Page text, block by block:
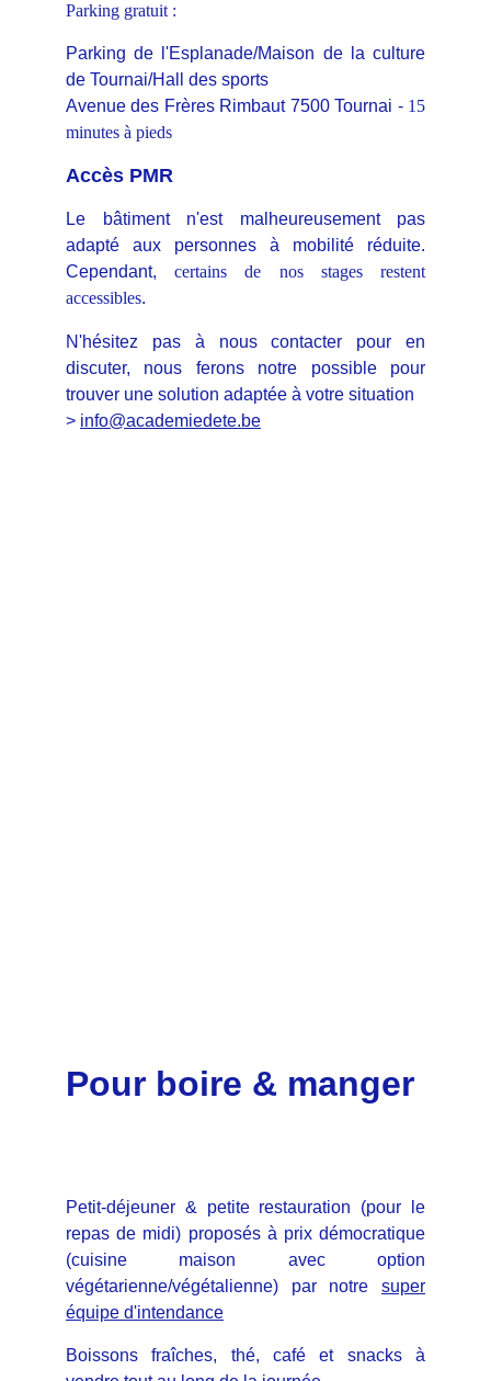
Le bâtiment n'est malheureusement pas
adapté aux personnes à mobilité réduite.
Cependant,certains de nos stages restent
accessibles.
Accès PMR
Parking de l'Esplanade/Maison de la culture
de Tournai/Hall des sports
Avenue des Frères Rimbaut 7500 Tournai - 15
minutes à pieds
Parking gratuit :
N'hésitez pas à nous contacter pour en
discuter, nous ferons notre possible pour
trouver une solution adaptée à votre situation
> info@academiedete.be
Pour boire & manger
Petit-déjeuner & petite restauration (pour le
repas de midi) proposés à prix démocratique
(cuisine maison avec option
végétarienne/végétalienne) par notre super
équipe d'intendance
Boissons fraîches, thé, café et snacks à